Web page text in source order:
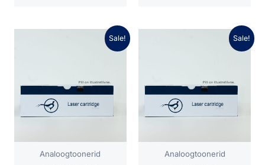
Sale!
Analoogtoonerid
Praegune
hind
Sale!
Analoogtoonerid
Praegune
hind
on: